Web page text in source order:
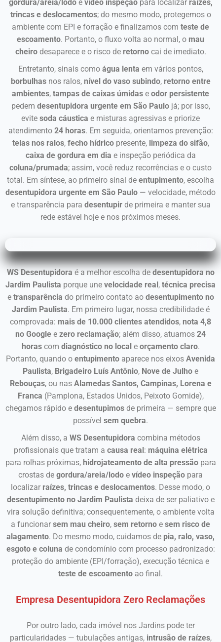
gordura/areia/lodoe vídeo inspeçãopara localizar raízes,
trincas e deslocamentos; do mesmo modo, protegemos o
ambiente com EPI e forração e finalizamos com teste de
escoamento. Portanto, o fluxo volta ao normal, o mau
cheirodesaparece e o risco de retornocai de imediato.
Entretanto, sinais como água lenta em vários pontos,
borbulhasnos ralos, nível do vaso subindo, retorno entre
ambientes, tampas de caixas úmidas e odor persistente
pedem desentupidora urgente em São Paulojá; por isso,
evite soda cáustica e misturas agressivas e priorize
atendimento 24 horas. Em seguida, orientamos prevenção:
telas nos ralos, fecho hídricopresente, limpeza do sifão,
caixa de gordura em dia e inspeção periódica da
coluna/prumada; assim, você reduz recorrências e o custo
total. Em síntese, ao primeiro sinal de entupimento, escolha
desentupidora urgente em São Paulo — velocidade, método
e transparência para desentupirde primeira e manter sua
rede estável hoje e nos próximos meses.
WS Desentupidora é a melhor escolha de desentupidora no
Jardim Paulista porque une velocidade real, técnica precisa
e transparência do primeiro contato ao desentupimento no
Jardim Paulista. Em primeiro lugar, nossa credibilidade é
comprovada: mais de 10.000 clientes atendidos, nota 4,8
no Google e zero reclamação; além disso, atuamos 24
horascom diagnóstico no locale orçamento claro.
Portanto, quando o entupimento aparece nos eixos Avenida
Paulista, Brigadeiro Luís Antônio, Nove de Julho e
Rebouças, ou nas Alamedas Santos, Campinas, Lorena e
Franca (Pamplona, Estados Unidos, Peixoto Gomide),
chegamos rápido e desentupimosde primeira — sempre que
possível sem quebra.
Além disso, a WS Desentupidora combina métodos
profissionais que tratam a causa real: máquina elétrica
para rolhas próximas, hidrojateamento de alta pressãopara
crostas de gordura/areia/lodo e vídeo inspeção para
localizar raízes, trincas e deslocamentos. Desse modo, o
desentupimento no Jardim Paulista deixa de ser paliativo e
vira solução definitiva; consequentemente, o ambiente volta
a funcionar sem mau cheiro, sem retorno e sem risco de
alagamento. Do mesmo modo, cuidamos de pia, ralo, vaso,
esgoto e coluna de condomínio com processo padronizado:
proteção do ambiente (EPI/forração), execução técnica e
teste de escoamento ao final.
Empresa Desentupidora Zero Reclamações
Por outro lado, cada imóvel nos Jardins pode ter
particularidades — tubulações antigas, intrusão de raízes,